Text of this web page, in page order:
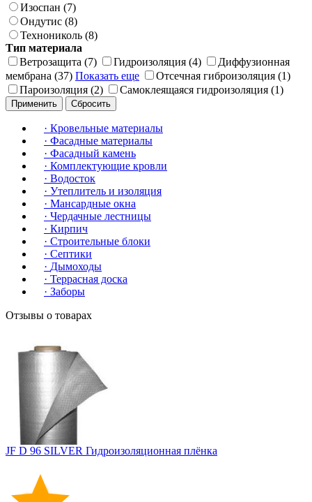
Изоспан (7)
Ондутис (8)
Технониколь (8)
Тип материала
Ветрозащита (7)
Гидроизоляция (4)
Диффузионная
мембрана (37) Показать еще
Отсечная гиброизоляция (1)
Пароизоляция (2)
Самоклеящаяся гидроизоляция (1)
Применить Сбросить
· Кровельные материалы
· Фасадные материалы
· Фасадный камень
· Комплектующие кровли
· Водосток
· Утеплитель и изоляция
· Мансардные окна
· Чердачные лестницы
· Кирпич
· Строительные блоки
· Септики
· Дымоходы
· Террасная доска
· Заборы
Отзывы о товарах
JF D 96 SILVER Гидроизоляционная плёнка